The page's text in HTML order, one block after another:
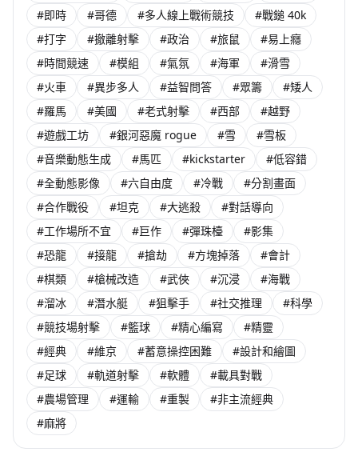
#即時
#哥德 #多人線上戰術競技
#戰鎚 40k
#打字
#撤離射擊 #政治 #旅鼠
#易上癮
#時間競速
#模組 #氣氛 #海軍
#滑雪
#火車
#異步多人 #益智問答 #眾籌
#矮人
#羅馬
#美國 #老式射擊 #西部
#越野
#遊戲工坊
#銀河惡魔 rogue #雪
#雪板
#音樂動態生成
#馬匹 #kickstarter
#低容錯
#全動態影像
#六自由度 #冷戰
#分割畫面
#合作戰役
#坦克 #大逃殺
#對話導向
#工作場所不宜
#巨作 #彈珠檯
#影集
#恐龍
#接龍 #搶劫 #方塊掉落
#會計
#棋類
#槍械改造 #武俠 #沉浸
#海戰
#溜冰
#潛水艇 #狙擊手 #社交推理
#科學
#競技場射擊
#籃球 #精心編寫
#精靈
#經典
#維京 #蓄意操控困難
#設計和繪圖
#足球
#軌道射擊 #軟體
#載具對戰
#農場管理
#運輸 #重製
#非主流經典
#麻將